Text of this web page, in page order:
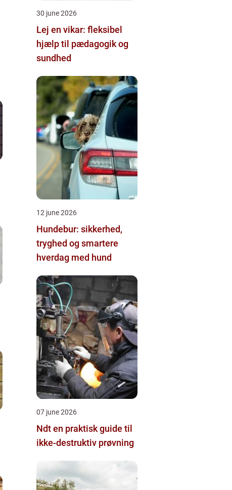
30 june 2026
Lej en vikar: fleksibel
hjælp til pædagogik og
sundhed
12 june 2026
Hundebur: sikkerhed,
tryghed og smartere
hverdag med hund
07 june 2026
Ndt en praktisk guide til
ikke-destruktiv prøvning